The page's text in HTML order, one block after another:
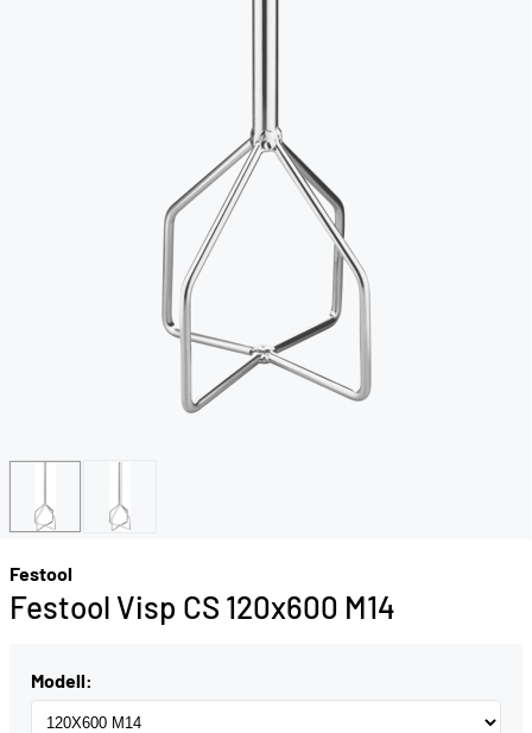
Festool
Festool Visp CS 120x600 M14
Modell: